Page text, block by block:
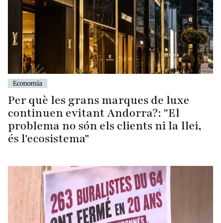
Economia
Per què les grans marques de luxe
continuen evitant Andorra?: "El
problema no són els clients ni la llei,
és l'ecosistema"